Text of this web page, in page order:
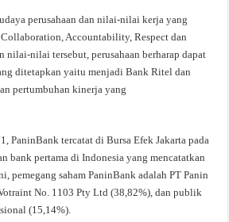
perusahaan dan nilai-nilai kerja yang
Accountability, Respect dan
nilai-nilai tersebut, perusahaan berharap dapat
ditetapkan yaitu menjadi Bank Ritel dan
pertumbuhan kinerja yang
PaninBank tercatat di Bursa Efek Jakarta pada
bank pertama di Indonesia yang mencatatkan
pemegang saham PaninBank adalah PT Panin
No. 1103 Pty Ltd (38,82%), dan publik
(15,14%).